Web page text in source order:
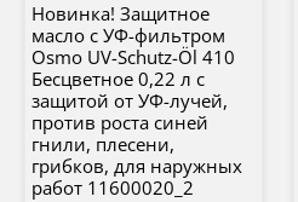
Новинка! Защитное
масло с УФ-фильтром
Osmo UV-Schutz-Öl 410
Бесцветное 0,22 л с
защитой от УФ-лучей,
против роста синей
гнили, плесени,
грибков, для наружных
работ 11600020_2